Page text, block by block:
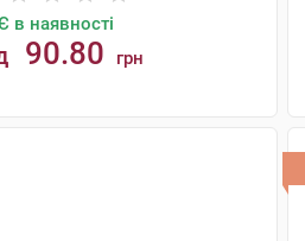
в наявності
90.80 грн